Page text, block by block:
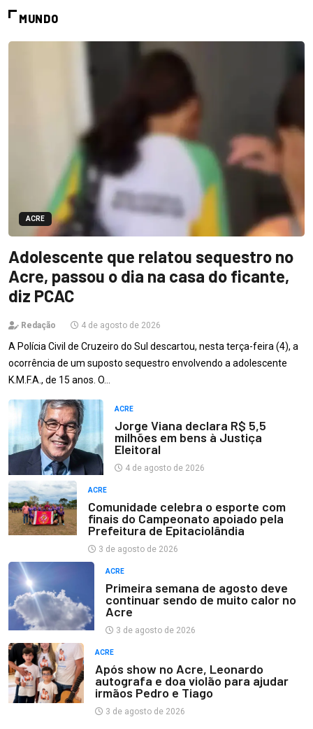
MUNDO
ACRE
Adolescente que relatou sequestro no
Acre, passou o dia na casa do ficante,
diz PCAC
Redação 4 de agosto de 2026
A Polícia Civil de Cruzeiro do Sul descartou, nesta terça-feira (4), a
ocorrência de um suposto sequestro envolvendo a adolescente
K.M.F.A., de 15 anos. O…
ACRE
Jorge Viana declara R$ 5,5
milhões em bens à Justiça
Eleitoral
4 de agosto de 2026
ACRE
Comunidade celebra o esporte com
finais do Campeonato apoiado pela
Prefeitura de Epitaciolândia
3 de agosto de 2026
ACRE
Primeira semana de agosto deve
continuar sendo de muito calor no
Acre
3 de agosto de 2026
ACRE
Após show no Acre, Leonardo
autografa e doa violão para ajudar
irmãos Pedro e Tiago
3 de agosto de 2026